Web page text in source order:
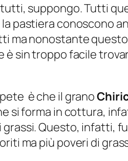
suppongo. Tutti
pastiera conoscono
ma nonostante
è sin troppo facile
è che il grano
si forma in cottura,
Questo, infatti,
ma più poveri di